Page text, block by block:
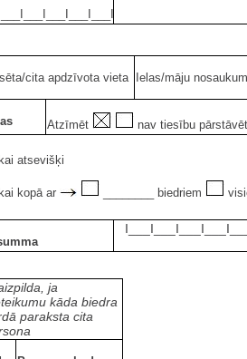
cita apdzīvota vieta Ielas/māju
Atzīmēt nav tiesību
atsevišķi
kopā ar ________ biedriem
ja
kāda biedra
paraksta cita